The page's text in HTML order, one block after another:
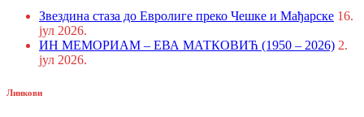
Звездина стаза до Евролиге преко Чешке и Мађарске 16.
јул 2026.
ИН МЕМОРИАМ – ЕВА МАТКОВИЋ (1950 – 2026) 2.
јул 2026.
Линкови